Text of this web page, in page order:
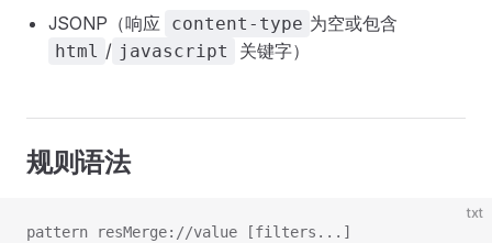
JSONP（响应 content-type 为空或包含
html / javascript 关键字）
规则语法
txt
pattern resMerge://value [filters...]